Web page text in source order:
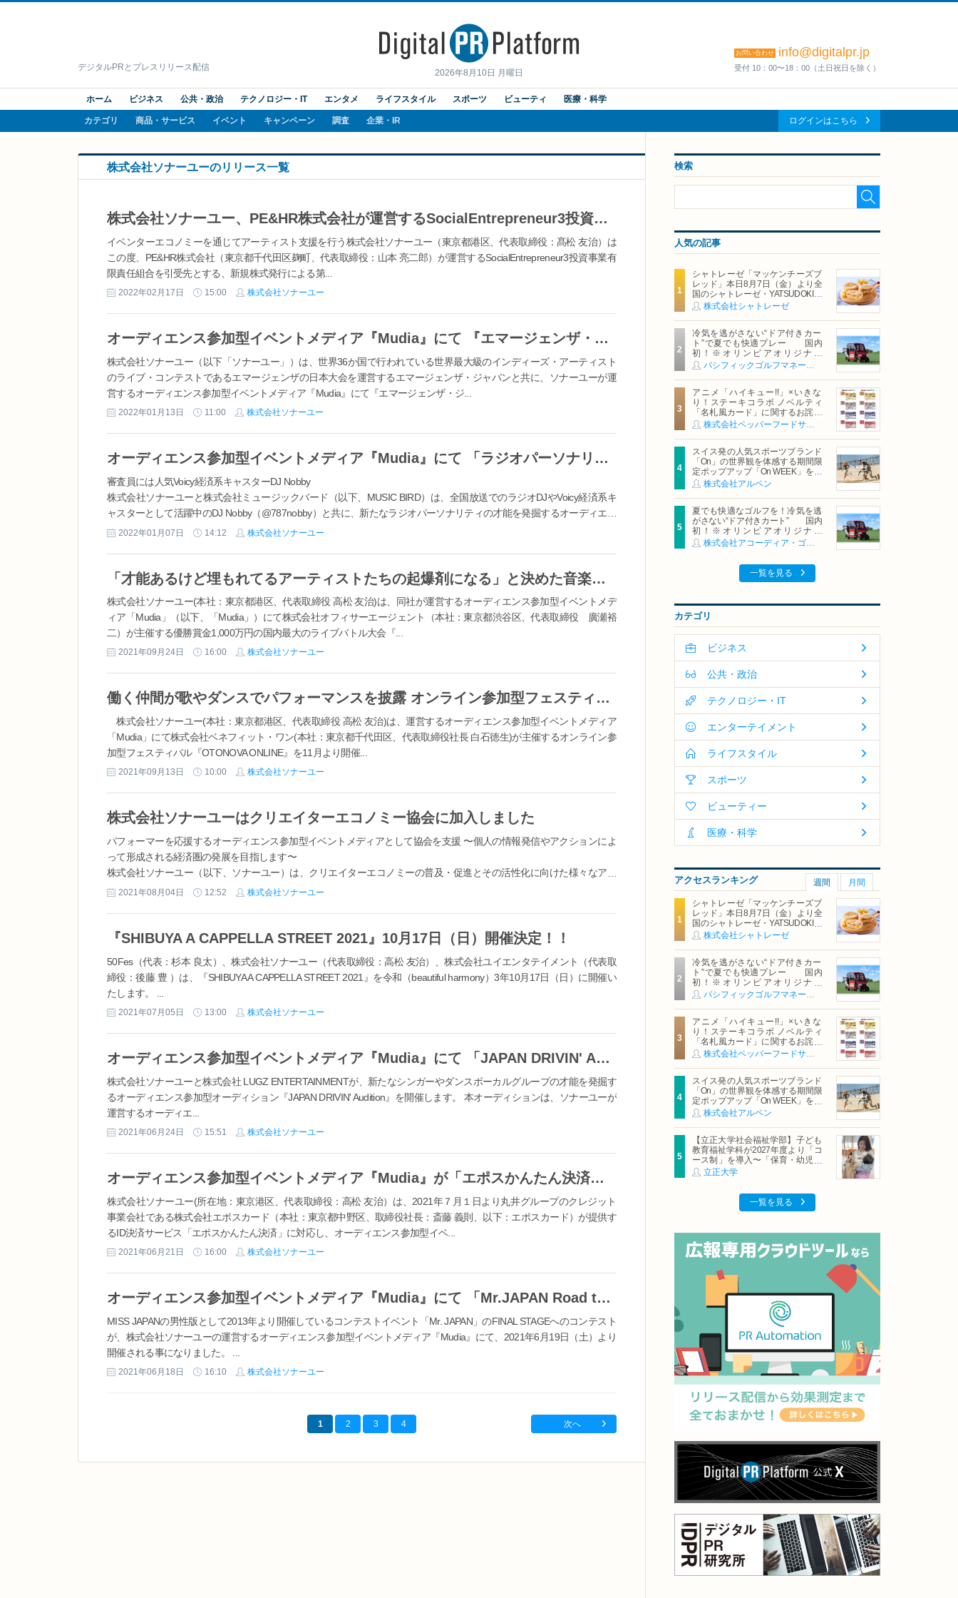
2026年8月10日 月曜日
デジタルPRとプレスリリース配信
お問い合わせ info@digitalpr.jp
受付 10：00〜18：00（土日祝日を除く）
ホーム ビジネス 公共・政治 テクノロジー・IT エンタメ ライフスタイル スポーツ ビューティ 医療・科学
カテゴリ 商品・サービス イベント キャンペーン 調査 企業・IR ログインはこちら
株式会社ソナーユーのリリース一覧
株式会社ソナーユー、PE&HR株式会社が運営するSocialEntrepreneur3投資事業有限責任組合からプレシリーズAの資金調達を実施
イベンターエコノミーを通じてアーティスト支援を行う株式会社ソナーユー（東京都港区、代表取締役：髙松 友治）は
この度、PE&HR株式会社（東京都千代田区麹町、代表取締役：山本 亮二郎）が運営するSocialEntrepreneur3投資事業有
限責任組合を引受先とする、新規株式発行による第...
2022年02月17日 15:00 株式会社ソナーユー
オーディエンス参加型イベントメディア『Mudia』にて 『エマージェンザ・ジャパン』とオンラインイベントを開催
株式会社ソナーユー（以下「ソナーユー」）は、世界36か国で行われている世界最大級のインディーズ・アーティスト
のライブ・コンテストであるエマージェンザの日本大会を運営するエマージェンザ・ジャパンと共に、ソナーユーが運
営するオーディエンス参加型イベントメディア『Mudia』にて『エマージェンザ・ジ...
2022年01月13日 11:00 株式会社ソナーユー
オーディエンス参加型イベントメディア『Mudia』にて 「ラジオパーソナリティ発掘オーディション」を開催
審査員には人気Voicy経済系キャスターDJ Nobby
株式会社ソナーユーと株式会社ミュージックバード（以下、MUSIC BIRD）は、全国放送でのラジオDJやVoicy経済系キ
ャスターとして活躍中のDJ Nobby（@787nobby）と共に、新たなラジオパーソナリティの才能を発掘するオーディエン
ス参加型オーディション『Radio Star Au...
2022年01月07日 14:12 株式会社ソナーユー
「才能あるけど埋もれてるアーティストたちの起爆剤になる」と決めた音楽人たちが、国内最大のライブバトル大会、「ARTISTS LEAGUE GRAND-PRIX2021」を開催！
株式会社ソナーユー(本社：東京都港区、代表取締役 高松 友治)は、同社が運営するオーディエンス参加型イベントメデ
ィア「Mudia」（以下、「Mudia」）にて株式会社オフィサーエージェント（本社：東京都渋谷区、代表取締役 廣瀬裕
二）が主催する優勝賞金1,000万円の国内最大のライブバトル大会『...
2021年09月24日 16:00 株式会社ソナーユー
働く仲間が歌やダンスでパフォーマンスを披露 オンライン参加型フェスティバル 『OTONOVA ONLINE』 9月13日より エントリー開始
株式会社ソナーユー(本社：東京都港区、代表取締役 高松 友治)は、運営するオーディエンス参加型イベントメディア
「Mudia」にて株式会社ベネフィット・ワン(本社：東京都千代田区、代表取締役社長 白石徳生)が主催するオンライン参
加型フェスティバル『OTONOVA ONLINE』を11月より開催...
2021年09月13日 10:00 株式会社ソナーユー
株式会社ソナーユーはクリエイターエコノミー協会に加入しました
パフォーマーを応援するオーディエンス参加型イベントメディアとして協会を支援 〜個人の情報発信やアクションによ
って形成される経済圏の発展を目指します〜
株式会社ソナーユー（以下、ソナーユー）は、クリエイターエコノミーの普及・促進とその活性化に向けた様々なアク
ションを実施する「クリエイターエコノミー協会」に正会員として加入いたしました。 クリエイターエコノミー協会
2021年08月04日 12:52 株式会社ソナーユー
『SHIBUYA A CAPPELLA STREET 2021』10月17日（日）開催決定！！
50Fes（代表：杉本 良太）、株式会社ソナーユー（代表取締役：高松 友治）、株式会社ユイエンタテイメント（代表取
締役：後藤 豊 ）は、『SHIBUYA A CAPPELLA STREET 2021』を令和（beautiful harmony）3年10月17日（日）に開催い
たします。 ...
2021年07月05日 13:00 株式会社ソナーユー
オーディエンス参加型イベントメディア『Mudia』にて 「JAPAN DRIVIN' Audition」を開催!! アンバサダーには元AKB48の人見 古都音
株式会社ソナーユーと株式会社 LUGZ ENTERTAINMENTが、新たなシンガーやダンスボーカルグループの才能を発掘す
るオーディエンス参加型オーディション『JAPAN DRIVIN' Audition』を開催します。 本オーディションは、ソナーユーが
運営するオーディエ...
2021年06月24日 15:51 株式会社ソナーユー
オーディエンス参加型イベントメディア『Mudia』が「エポスかんたん決済」に対応
株式会社ソナーユー(所在地：東京港区、代表取締役：高松 友治）は、2021年７⽉１⽇より丸井グループのクレジット
事業会社である株式会社エポスカード（本社：東京都中野区、取締役社長：斎藤 義則、以下：エポスカード）が提供す
るID決済サービス「エポスかんたん決済」に対応し、オーディエンス参加型イベ...
2021年06月21日 16:00 株式会社ソナーユー
オーディエンス参加型イベントメディア『Mudia』にて 「Mr.JAPAN Road to FINAL STAGE」を開催
MISS JAPANの男性版として2013年より開催しているコンテストイベント「Mr. JAPAN」のFINAL STAGEへのコンテスト
が、株式会社ソナーユーの運営するオーディエンス参加型イベントメディア『Mudia』にて、2021年6月19日（土）より
開催される事になりました。 ...
2021年06月18日 16:10 株式会社ソナーユー
1 2 3 4 次へ
検索
人気の記事
シャトレーゼ「マッケンチーズブ
レッド」本日8月7日（金）より全
国のシャトレーゼ・YATSUDOKIで
発売株式会社シャトレーゼ
冷気を逃がさない“ドア付きカー
ト”で夏でも快適プレー 国内
初！※オリンピアオリジナル
「AirCon Cart（エアコンカー
ト）」導入 | ＰＧＭ
アニメ「ハイキュー!!」×いきな
り！ステーキコラボ ノベルティ
「名札風カード」に関するお詫び
および交換対応についてのご案内
スイス発の人気スポーツブランド
「On」の世界観を体感する期間限
定ポップアップ「On WEEK」を開
催 株式会社アルペン
夏でも快適なゴルフを！冷気を逃
がさない“ドア付きカート” 国内
初！※オリンピアオリジナル
「AirCon Cart（エアコンカー
ト）」導入 | アコーディア・ゴ
一覧を見る
カテゴリ
ビジネス
公共・政治
テクノロジー・IT
エンターテイメント
ライフスタイル
スポーツ
ビューティー
医療・科学
アクセスランキング 週間 月間
シャトレーゼ「マッケンチーズブ
レッド」本日8月7日（金）より全
国のシャトレーゼ・YATSUDOKIで
発売株式会社シャトレーゼ
冷気を逃がさない“ドア付きカー
ト”で夏でも快適プレー 国内
初！※オリンピアオリジナル
「AirCon Cart（エアコンカー
パシフィックゴルフマネージメント株式会社
アニメ「ハイキュー!!」×いきな
り！ステーキコラボ ノベルティ
「名札風カード」に関するお詫び
および交換対応についてのご案内株式会社ペッパーフードサービス
スイス発の人気スポーツブランド
「On」の世界観を体感する期間限
定ポップアップ「On WEEK」を開
催 株式会社アルペン
【立正大学社会福祉学部】子ども
教育福祉学科が2027年度より「コ
ース制」を導入〜「保育・幼児教
育」「初等教育」「子ども心理」
立正大学
一覧を見る